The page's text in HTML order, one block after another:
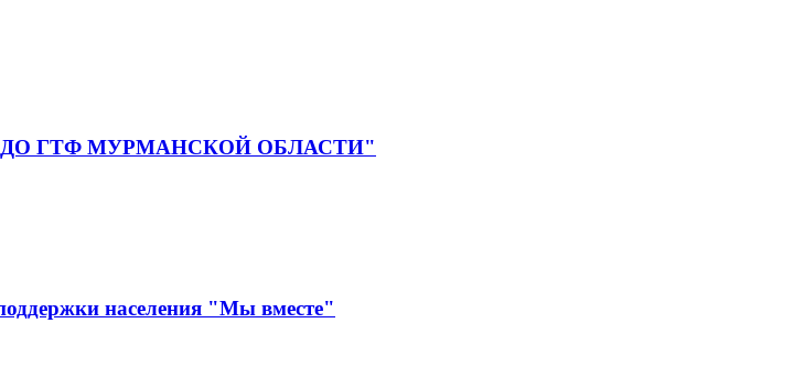
ГТФ МУРМАНСКОЙ ОБЛАСТИ"
населения "Мы вместе"